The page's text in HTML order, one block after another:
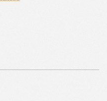
столетий,
никому. К примеру, в
побережья
а следом пошли
метров, волны. Итог –
как раз цунами. В
относятся: побережье
побережья Японии и